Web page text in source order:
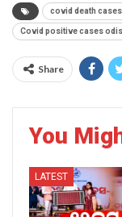
covid death
Covid positive cases
Share
You
LATEST